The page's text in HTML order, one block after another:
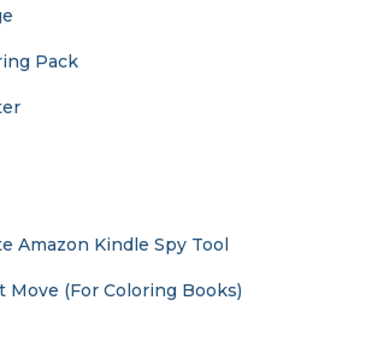
Pack
Amazon Kindle Spy Tool
Move (For Coloring Books)